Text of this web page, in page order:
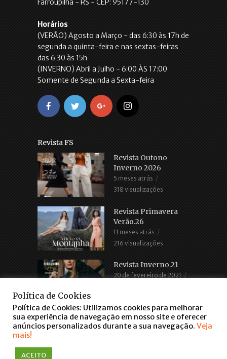
Farroupilha - RS - CEP: 95177-130
Horários
(VERÃO) Agosto a Março - das 6:30 às 17h de
segunda a quinta-feira e nas sextas-feiras
das 6:30 às 15h
(INVERNO) Abril a Julho - 6:00 ÀS 17:00
Somente de Segunda a Sexta-feira
Revista FS
Revista Outono
Inverno 2026
5 meses atrás
318 visualizações
Revista Primavera
Verão.26
11 meses atrás
216 visualizações
Revista Inverno.21
20 de fevereiro de 2021
COPYRIGHT © 2016. TODOS OS DIREITOS RESERVADOS
Política de Cookies
Política de Cookies: Utilizamos cookies para melhorar
sua experiência de navegação em nosso site e oferecer
anúncios personalizados durante a sua navegação. Veja
mais!
ACEITO